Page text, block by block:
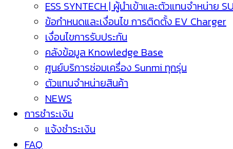
ESS SYNTECH | ผู้นำเข้าและตัวแทนจำหน่าย
ข้อกำหนดและเงื่อนไข การติดตั้ง EV Charger
เงื่อนไขการรับประกัน
คลังข้อมูล Knowledge Base
ศูนย์บริการซ่อมเครื่อง Sunmi ทุกรุ่น
ตัวแทนจำหน่ายสินค้า
NEWS
การชำระเงิน
แจ้งชำระเงิน
FAQ